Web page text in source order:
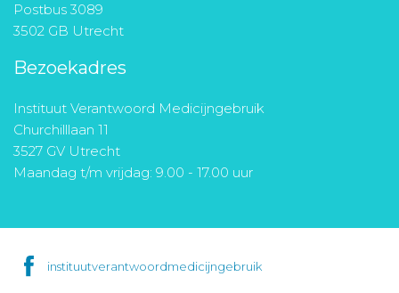
Postbus 3089
3502 GB Utrecht
Bezoekadres
Instituut Verantwoord Medicijngebruik
Churchilllaan 11
3527 GV Utrecht
Maandag t/m vrijdag: 9.00 - 17.00 uur
instituutverantwoordmedicijngebruik